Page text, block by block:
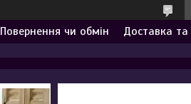
Повернення чи обмін Доставка